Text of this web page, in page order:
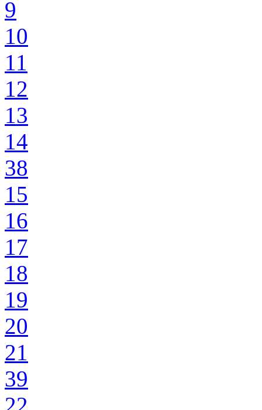
9
10
11
12
13
14
38
15
16
17
18
19
20
21
39
22